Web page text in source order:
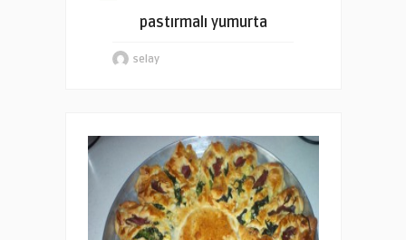
pastırmalı yumurta
selay